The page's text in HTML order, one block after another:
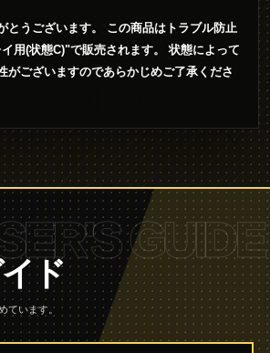
とうございます。 この商品はトラブル防止
用(状態C)"で販売されます。 状態によって
がございますのであらかじめご了承くださ
GUIDE
ド
ています。